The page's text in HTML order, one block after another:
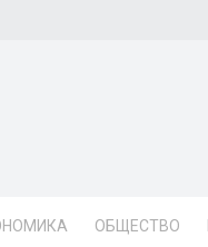
ОБЩЕСТВО